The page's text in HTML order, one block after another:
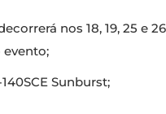
nos 18, 19, 25 e
evento;
Sunburst;